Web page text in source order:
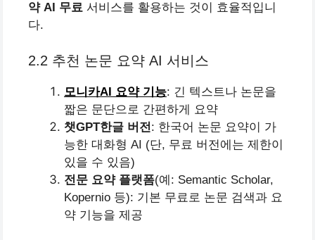
약 AI 무료 서비스를 활용하는 것이 효율적입니
다.
2.2 추천 논문 요약 AI 서비스
모니카AI 요약 기능: 긴 텍스트나 논문을
짧은 문단으로 간편하게 요약
챗GPT한글 버전 : 한국어 논문 요약이 가
능한 대화형 AI (단, 무료 버전에는 제한이
있을 수 있음)
전문 요약 플랫폼(예: Semantic Scholar,
Kopernio 등): 기본 무료로 논문 검색과 요
약 기능을 제공